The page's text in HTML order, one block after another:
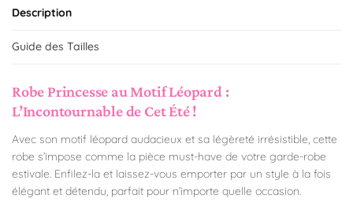
Description
Guide des Tailles
Robe Princesse au Motif Léopard :
L’Incontournable de Cet Été !
Avec son motif léopard audacieux et sa légèreté irrésistible, cette
robe s’impose comme la pièce must-have de votre garde-robe
estivale. Enfilez-la et laissez-vous emporter par un style à la fois
élégant et détendu, parfait pour n’importe quelle occasion.